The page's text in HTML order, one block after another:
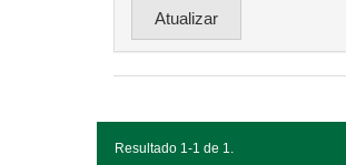
Resultado 1-1 de 1.